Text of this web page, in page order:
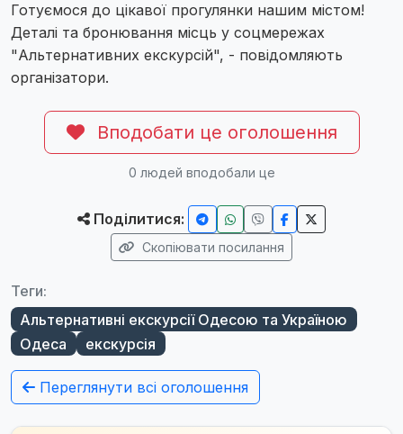
Готуємося до цікавої прогулянки нашим містом!
Деталі та бронювання місць у соцмережах
"Альтернативних екскурсій", - повідомляють
організатори.
Вподобати це оголошення
0 людей вподобали це
Поділитися:
Скопіювати посилання
Теги:
Альтернативні екскурсії Одесою та Україною
Одеса
екскурсія
Переглянути всі оголошення